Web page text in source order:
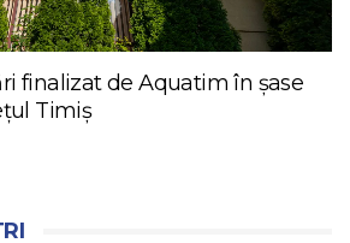
finalizat de Aquatim în șase
Timiș